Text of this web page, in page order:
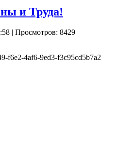
и Труда!
| Просмотров: 8429